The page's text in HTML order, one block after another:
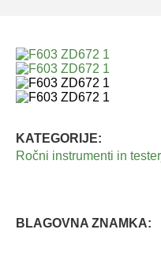
KATEGORIJE:
Ročni instrumenti in
BLAGOVNA ZNAMKA: